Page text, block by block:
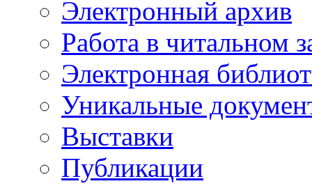
Электронный архив
Работа в читальном
Электронная
Уникальные
Выставки
Публикации